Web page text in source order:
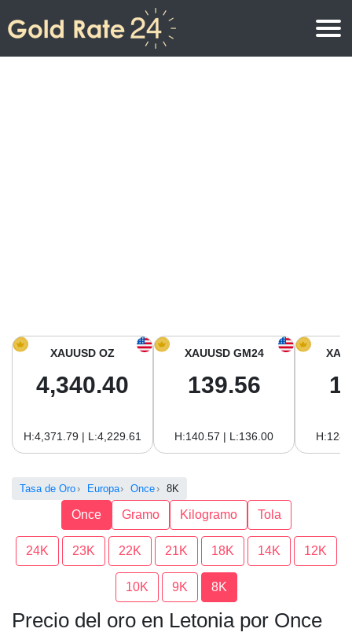
Precio del Oro hoy en América del sur
XAUUSD OZ
4,340.40
H:4,371.79 | L:4,229.61
XAUUSD GM24
139.56
H:140.57 | L:136.00
Tasa de Oro Europa Once 8K
Once Gramo Kilogramo Tola
24K 23K 22K 21K 18K 14K 12K
10K 9K 8K
Precio del oro en Letonia por Once